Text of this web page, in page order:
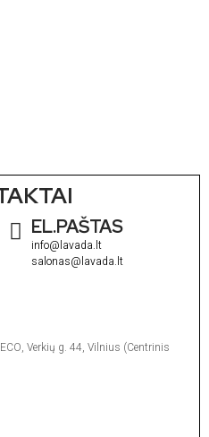
EL.PAŠTAS
info@lavada.lt
salonas@lavada.lt
Verkių g. 44, Vilnius (Centrinis